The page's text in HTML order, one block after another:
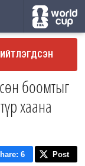
боомтыг
хаана
: 6 Post